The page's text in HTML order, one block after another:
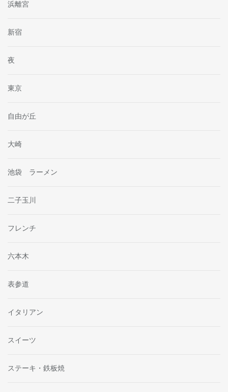
浜離宮
新宿
夜
東京
自由が丘
大崎
池袋 ラーメン
二子玉川
フレンチ
六本木
表参道
イタリアン
スイーツ
ステーキ・鉄板焼